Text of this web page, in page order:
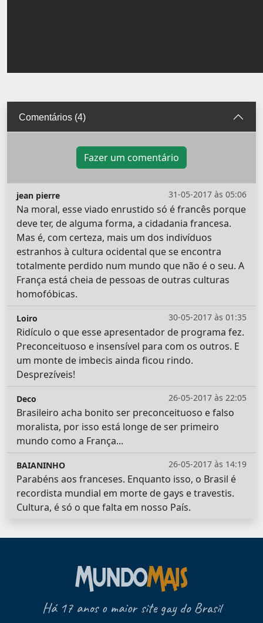
Comentários (4)
Fazer um comentário
31-05-2017 às 05:06
jean pierre
Na moral, esse viado enrustido só é francês porque
deve ter, de alguma forma, a cidadania francesa.
Mas é, com certeza, mais um dos indivíduos
estranhos à cultura ocidental que se encontra
totalmente perdido num mundo que não é o seu. A
França está cheia de pessoas de outras culturas
homofóbicas.
30-05-2017 às 01:35
Loiro
Ridículo o que esse apresentador de programa fez.
Preconceituoso e insensível para com os outros. E
um monte de imbecis ainda ficou rindo.
Desprezíveis!
26-05-2017 às 22:05
Deco
Brasileiro acha bonito ser preconceituoso e falso
moralista, por isso está longe de ser primeiro
mundo como a França...
26-05-2017 às 14:19
BAIANINHO
Parabéns aos franceses. Enquanto isso, o Brasil é
recordista mundial em morte de gays e travestis.
Cultura, é só o que falta em nosso País.
Há 17 anos o maior site gay do Brasil